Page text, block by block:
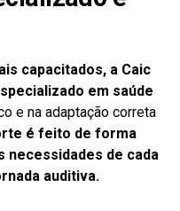
capacitados, a Caic
em saúde
e na adaptação correta
é feito de forma
necessidades de cada
auditiva.